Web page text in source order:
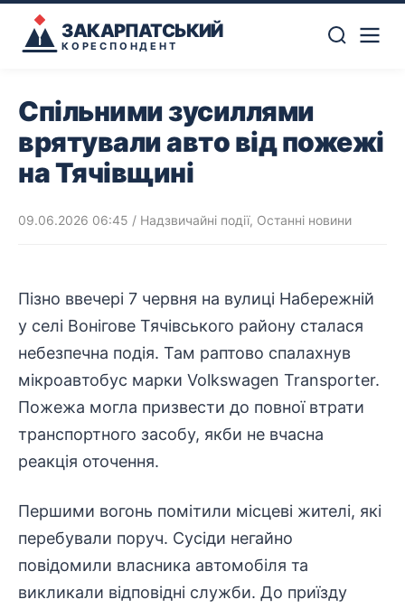
ЗАКАРПАТСЬКИЙ
КОРЕСПОНДЕНТ
Спільними зусиллями
врятували авто від пожежі
на Тячівщині
09.06.2026 06:45 / Надзвичайні події, Останні новини
Пізно ввечері 7 червня на вулиці Набережній
у селі Вонігове Тячівського району сталася
небезпечна подія. Там раптово спалахнув
мікроавтобус марки Volkswagen Transporter.
Пожежа могла призвести до повної втрати
транспортного засобу, якби не вчасна
реакція оточення.
Першими вогонь помітили місцеві жителі, які
перебували поруч. Сусіди негайно
повідомили власника автомобіля та
викликали відповідні служби. До приїзду